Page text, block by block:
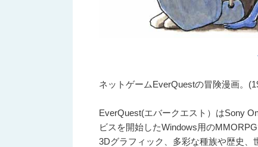
ネットゲームEverQuestの冒険漫画。
EverQuest(エバークエスト）はSony
ビスを開始したWindows用のMMORPG
3Dグラフィック、多彩な種族や歴史